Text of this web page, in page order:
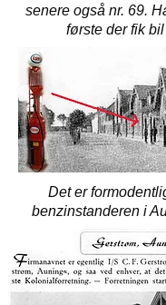
senere også nr. 69.
første der fik
Det er
benzinstanderen i